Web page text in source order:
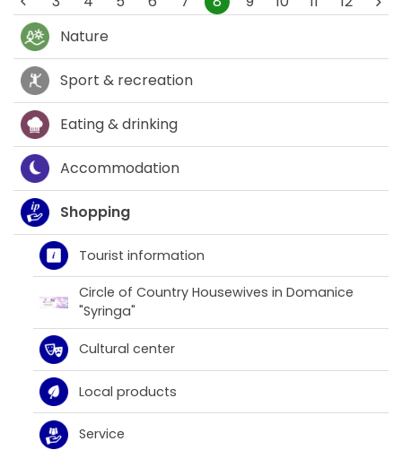
Nature
Sport & recreation
Eating & drinking
Accommodation
Shopping
Tourist information
Circle of Country Housewives in Domanice
"Syringa"
Cultural center
Local products
Service